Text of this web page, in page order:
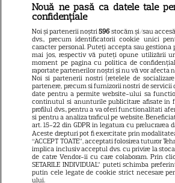
Libertatea
Libertatea pentru
GSP
Știri mondene
Avantaje
Elle
Unica
Retete practice
URMĂREȘTE-NE PE
Nouă ne pasă ca datele tale
confidențiale
Noi și partenerii noștri596 stocăm și/sau
dvs., precum identificatorii cookie unici
caracter personal. Puteți accepta sau
mai jos, respectiv vă puteți opune utilizării
moment pe pagina cu politica de
raportate partenerilor noștri și nu vă vor afecta
Noi si partenerii nostri (retelele de
partenere, precum si furnizorii nostri de servicii
date pentru a permite website-ului sa
continutul si anunturile publicitare afisate in
profilul dvs., pentru a va oferi functionalitati
si pentru a analiza traficul pe website.
art. 15-22 din GDPR in legatura cu prelucrarea
Aceste drepturi pot fi exercitate prin
“ACCEPT TOATE”, acceptati folosirea tuturor
implica inclusiv acceptul dvs. cu privire la
de catre Vendor-ii cu care colaboram. Prin
SETARILE INDIVIDUAL” puteti schimba
putin cele legate de cookie strict necesare
ului.